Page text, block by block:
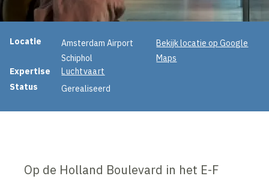
Projectinformatie
Locatie
Amsterdam Airport
Schiphol
Bekijk locatie op Google
Maps
Expertise
Luchtvaart
Status
Gerealiseerd
Op de Holland Boulevard in het E-F